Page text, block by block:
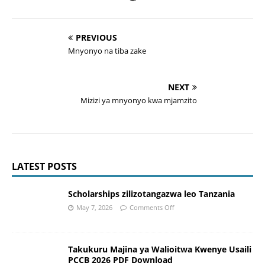
PREVIOUS
Mnyonyo na tiba zake
NEXT
Mizizi ya mnyonyo kwa mjamzito
LATEST POSTS
Scholarships zilizotangazwa leo Tanzania
May 7, 2026 Comments Off
Takukuru Majina ya Walioitwa Kwenye Usaili
PCCB 2026 PDF Download